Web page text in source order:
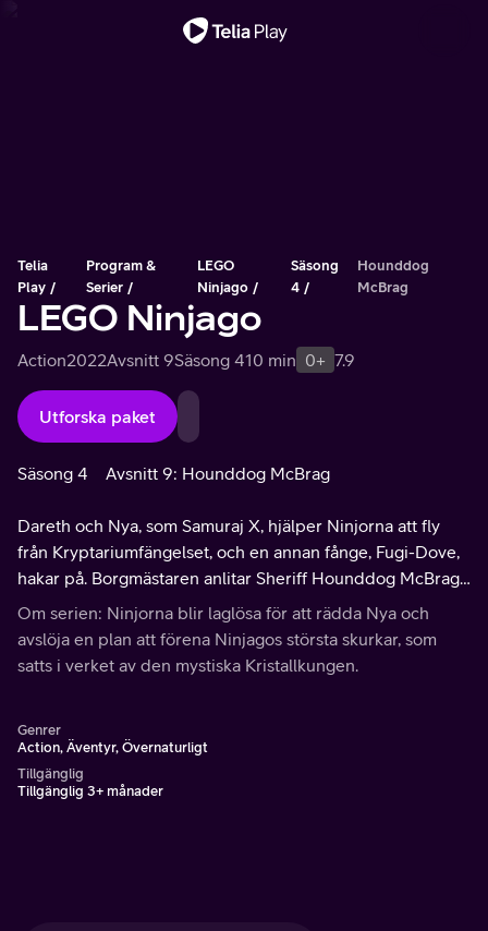
Telia
Play
Program &
Serier
LEGO
Ninjago
Säsong
4
Hounddog
McBrag
LEGO Ninjago
Action2022Avsnitt 9Säsong 410 min 0+ 7.9
Utforska paket
Säsong 4 Avsnitt 9: Hounddog McBrag
Dareth och Nya, som Samuraj X, hjälper Ninjorna att fly
från Kryptariumfängelset, och en annan fånge, Fugi-Dove,
hakar på. Borgmästaren anlitar Sheriff Hounddog McBrag
för att spåra Ninjorna.
Om serien: Ninjorna blir laglösa för att rädda Nya och
avslöja en plan att förena Ninjagos största skurkar, som
satts i verket av den mystiska Kristallkungen.
Genrer
Action, Äventyr, Övernaturligt
Tillgänglig
Tillgänglig 3+ månader